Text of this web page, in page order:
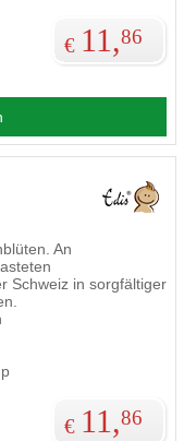
€ 11,86
An
Schweiz in sorgfältiger
€ 11,86